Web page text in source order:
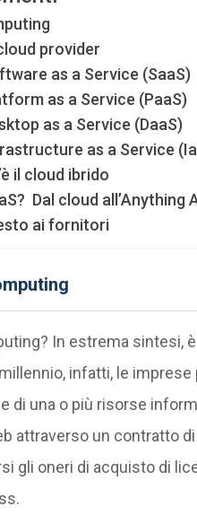
provider
as a Service (SaaS)
as a Service (PaaS)
as a Service (DaaS)
as a Service
il cloud ibrido
Dal cloud all’Anything
ai fornitori
In estrema sintesi,
infatti, le
di una o più risorse
attraverso un contratto
gli oneri di acquisto di